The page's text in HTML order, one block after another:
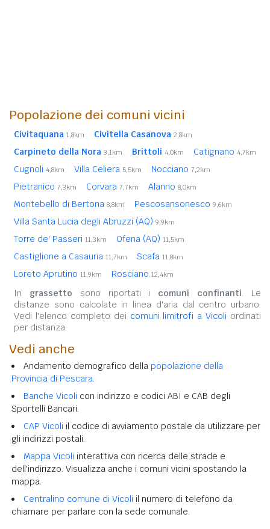
Popolazione dei comuni vicini
Civitaquana 1,8km Civitella Casanova 2,8km
Carpineto della Nora 3,1km Brittoli 4,0km Catignano 4,7km
Cugnoli 4,8km Villa Celiera 5,5km Nocciano 7,2km
Pietranico 7,3km Corvara 7,7km Alanno 8,0km
Montebello di Bertona 8,8km Pescosansonesco 9,6km
Villa Santa Lucia degli Abruzzi (AQ) 9,9km
Torre de' Passeri 11,3km Ofena (AQ) 11,5km
Castiglione a Casauria 11,7km Scafa 11,8km
Loreto Aprutino 11,9km Rosciano 12,4km
In grassetto sono riportati i comuni confinanti. Le
distanze sono calcolate in linea d'aria dal centro urbano.
Vedi l'elenco completo dei comuni limitrofi a Vicoli ordinati
per distanza.
Vedi anche
Andamento demografico della popolazione della
Provincia di Pescara.
Banche Vicoli con indirizzo e codici ABI e CAB degli
Sportelli Bancari.
CAP Vicoli il codice di avviamento postale da utilizzare per
gli indirizzi postali.
Mappa Vicoli interattiva con ricerca delle strade e
dell'indirizzo. Visualizza anche i comuni vicini spostando la
mappa.
Centralino comune di Vicoli il numero di telefono da
chiamare per parlare con la sede comunale.